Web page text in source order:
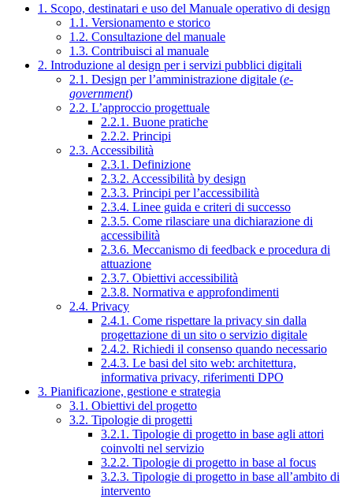
1. Scopo, destinatari e uso del Manuale operativo di design
1.1. Versionamento e storico
1.2. Consultazione del manuale
1.3. Contribuisci al manuale
2. Introduzione al design per i servizi pubblici digitali
2.1. Design per l’amministrazione digitale (e-
government)
2.2. L’approccio progettuale
2.2.1. Buone pratiche
2.2.2. Principi
2.3. Accessibilità
2.3.1. Definizione
2.3.2. Accessibilità by design
2.3.3. Principi per l’accessibilità
2.3.4. Linee guida e criteri di successo
2.3.5. Come rilasciare una dichiarazione di
accessibilità
2.3.6. Meccanismo di feedback e procedura di
attuazione
2.3.7. Obiettivi accessibilità
2.3.8. Normativa e approfondimenti
2.4. Privacy
2.4.1. Come rispettare la privacy sin dalla
progettazione di un sito o servizio digitale
2.4.2. Richiedi il consenso quando necessario
2.4.3. Le basi del sito web: architettura,
informativa privacy, riferimenti DPO
3. Pianificazione, gestione e strategia
3.1. Obiettivi del progetto
3.2. Tipologie di progetti
3.2.1. Tipologie di progetto in base agli attori
coinvolti nel servizio
3.2.2. Tipologie di progetto in base al focus
3.2.3. Tipologie di progetto in base all’ambito di
intervento